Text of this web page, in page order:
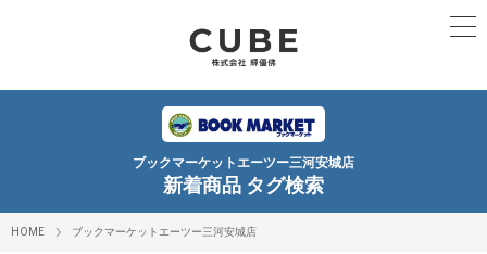
ブックマーケットエーツー三河安城店
新着商品 タグ検索
HOME ブックマーケットエーツー三河安城店